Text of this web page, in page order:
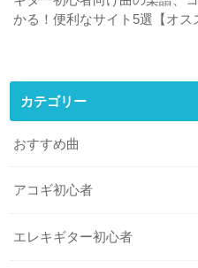
かる！便利なサイト5選【オス
カテゴリー
おすすめ曲
アコギ初心者
エレキギター初心者